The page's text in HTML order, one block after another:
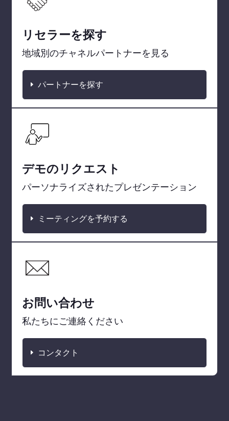
リセラーを探す
地域別のチャネルパートナーを見る
パートナーを探す
デモのリクエスト
パーソナライズされたプレゼンテーション
ミーティングを予約する
お問い合わせ
私たちにご連絡ください
コンタクト